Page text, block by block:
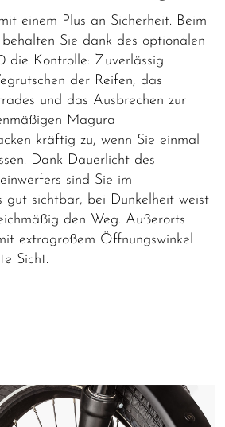
einem Plus an Sicherheit. Beim
Sie dank des optionalen
die Kontrolle: Zuverlässig
der Reifen, das
und das Ausbrechen zur
Magura
kräftig zu, wenn Sie einmal
Dank Dauerlicht des
sind Sie im
gut sichtbar, bei Dunkelheit weist
den Weg. Außerorts
extragroßem Öffnungswinkel
Sicht.